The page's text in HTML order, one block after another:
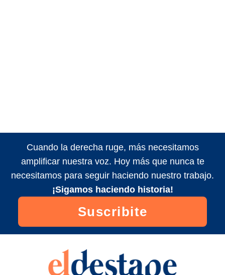
Cuando la derecha ruge, más necesitamos
amplificar nuestra voz. Hoy más que nunca te
necesitamos para seguir haciendo nuestro trabajo.
¡Sigamos haciendo historia!
Suscribite